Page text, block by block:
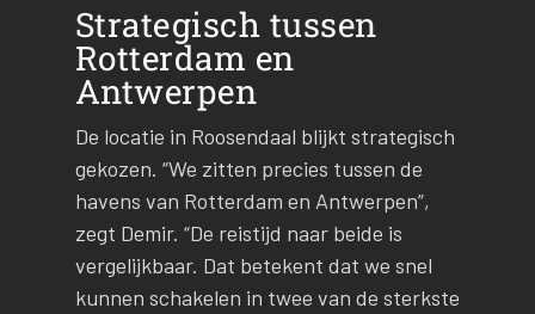
Strategisch tussen
Rotterdam en
Antwerpen
De locatie in Roosendaal blijkt strategisch
gekozen. “We zitten precies tussen de
havens van Rotterdam en Antwerpen”,
zegt Demir. “De reistijd naar beide is
vergelijkbaar. Dat betekent dat we snel
kunnen schakelen in twee van de sterkste